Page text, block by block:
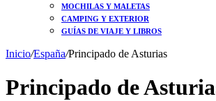
MOCHILAS Y MALETAS
CAMPING Y EXTERIOR
GUÍAS DE VIAJE Y LIBROS
Inicio/España/Principado de Asturias
Principado de